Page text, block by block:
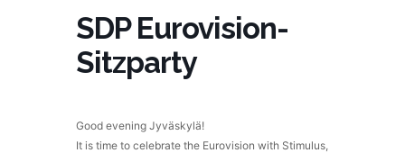
SDP Eurovision-
Sitzparty
Good evening Jyväskylä!
It is time to celebrate the Eurovision with Stimulus,